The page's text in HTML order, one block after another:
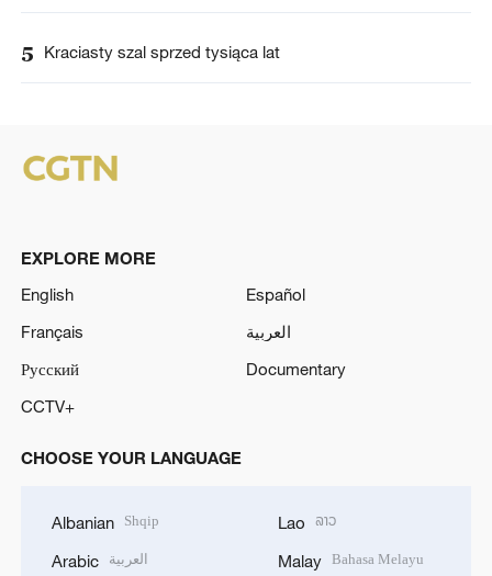
5 Kraciasty szal sprzed tysiąca lat
EXPLORE MORE
English
Español
Français
العربية
Русский
Documentary
CCTV+
CHOOSE YOUR LANGUAGE
Albanian Shqip
Arabic العربية
Lao ລາວ
Malay Bahasa Melayu